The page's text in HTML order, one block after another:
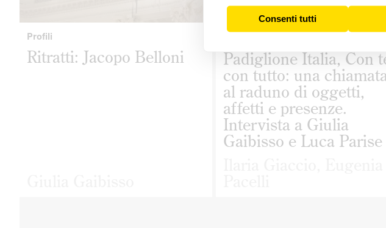
Profili
Ritratti: Jacopo Belloni Padiglione Italia, Con
con tutto: una
al raduno di oggetti,
affetti e presenze.
Intervista a Giulia
Gaibisso e Luca Parise
Consenti tutti